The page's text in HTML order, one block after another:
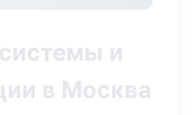
и
в Москва